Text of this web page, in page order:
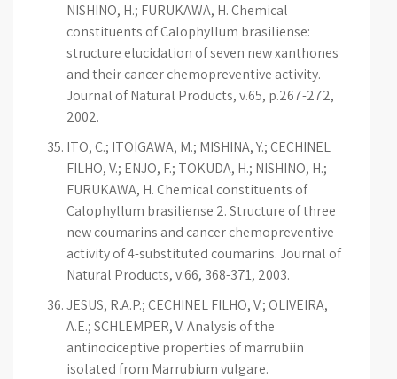
NISHINO, H.; FURUKAWA, H. Chemical
constituents of Calophyllum brasiliense:
structure elucidation of seven new xanthones
and their cancer chemopreventive activity.
Journal of Natural Products, v.65, p.267-272,
2002.
ITO, C.; ITOIGAWA, M.; MISHINA, Y.; CECHINEL
FILHO, V.; ENJO, F.; TOKUDA, H.; NISHINO, H.;
FURUKAWA, H. Chemical constituents of
Calophyllum brasiliense 2. Structure of three
new coumarins and cancer chemopreventive
activity of 4-substituted coumarins. Journal of
Natural Products, v.66, 368-371, 2003.
JESUS, R.A.P.; CECHINEL FILHO, V.; OLIVEIRA,
A.E.; SCHLEMPER, V. Analysis of the
antinociceptive properties of marrubiin
isolated from Marrubium vulgare.